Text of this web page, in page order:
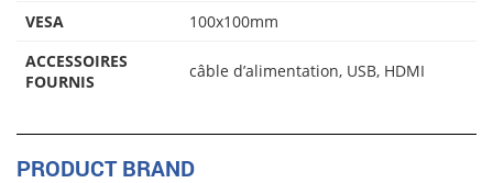
VESA
100x100mm
ACCESSOIRES
FOURNIS
câble d’alimentation, USB, HDMI
PRODUCT BRAND